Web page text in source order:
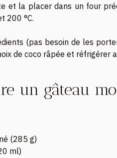
et la placer dans un four
200 °C.
(pas besoin de les
de coco râpée et réfrigérer
un gâteau
(285 g)
ml)